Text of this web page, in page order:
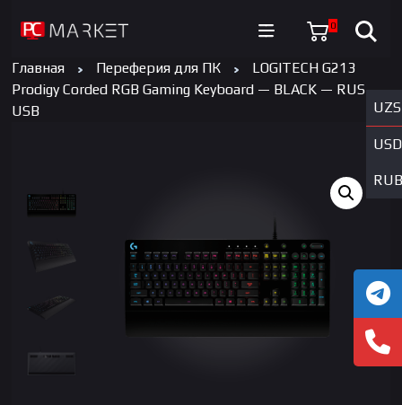
0
UZS
USD
RUB
Главная Переферия для ПК
LOGITECH G213
Prodigy Corded RGB Gaming Keyboard — BLACK — RUS —
USB